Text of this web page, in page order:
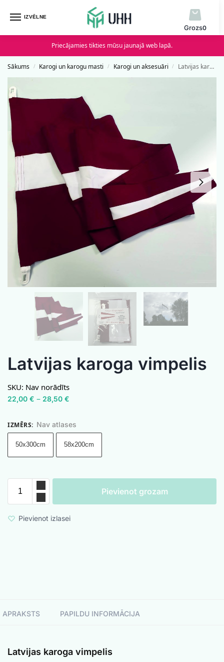
IZVĒLNE
0
Priecājamies tikties mūsu jaunajā web lapā.
Sākums / Karogi un karogu masti / Karogi un aksesuāri / Latvijas karoga vimpelis
Latvijas karoga vimpelis
SKU: Nav norādīts
22,00 € – 28,50 €
IZMĒRS: Nav atlases
50x300cm 58x200cm
Pievienot grozam
Pievienot izlasei
APRAKSTS PAPILDU INFORMĀCIJA
Latvijas karoga vimpelis